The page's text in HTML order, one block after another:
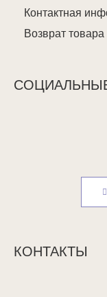
Контактная
Возврат товара
КОНТАКТЫ